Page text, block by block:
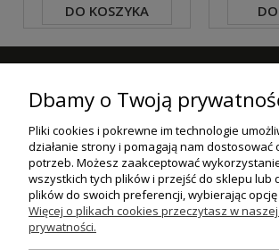
DO KOSZYKA
ZAKUPY
POMOC
Dbamy o Twoją
Pliki cookies i pokrewne im technologie
działanie strony i pomagają nam dostosować
potrzeb. Możesz zaakceptować
wszystkich tych plików i przejść do sklepu lub
plików do swoich preferencji, wybierając
Więcej o plikach cookies przeczytasz w
prywatności.